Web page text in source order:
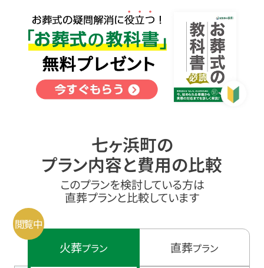
七ヶ浜町の
プラン内容と費用の比較
このプランを検討している方は
直葬プランと比較しています
火葬プラン 直葬プラン